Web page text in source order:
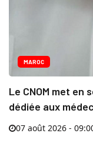
MAROC
Le CNOM met
dédiée aux
07 août 2026 -